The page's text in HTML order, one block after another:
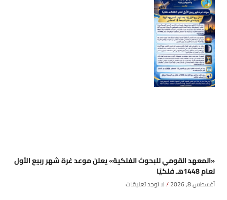
«المعهد القومي للبحوث الفلكية» يعلن موعد غرة شهر ربيع الأول
لعام 1448هـ فلكيًا
أغسطس 8, 2026 لا توجد تعليقات